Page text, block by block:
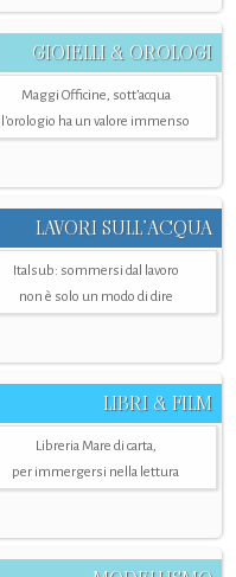
GIOIELLI & OROLOGI
Maggi Officine, sott’acqua
l'orologio ha un valore immenso
LAVORI SULL’ACQUA
Italsub: sommersi dal lavoro
non è solo un modo di dire
LIBRI & FILM
Libreria Mare di carta,
per immergersi nella lettura